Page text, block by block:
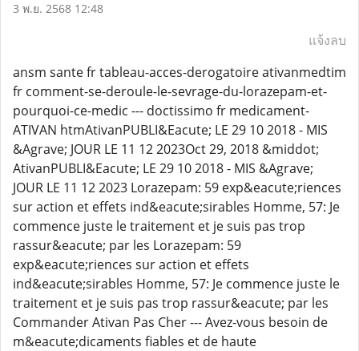
3 พ.ย. 2568 12:48
แจ้งลบ
ansm sante fr tableau-acces-derogatoire ativanmedtim
fr comment-se-deroule-le-sevrage-du-lorazepam-et-
pourquoi-ce-medic --- doctissimo fr medicament-
ATIVAN htmAtivanPUBLI&Eacute; LE 29 10 2018 - MIS
&Agrave; JOUR LE 11 12 2023Oct 29, 2018 &middot;
AtivanPUBLI&Eacute; LE 29 10 2018 - MIS &Agrave;
JOUR LE 11 12 2023 Lorazepam: 59 exp&eacute;riences
sur action et effets ind&eacute;sirables Homme, 57: Je
commence juste le traitement et je suis pas trop
rassur&eacute; par les Lorazepam: 59
exp&eacute;riences sur action et effets
ind&eacute;sirables Homme, 57: Je commence juste le
traitement et je suis pas trop rassur&eacute; par les
Commander Ativan Pas Cher --- Avez-vous besoin de
m&eacute;dicaments fiables et de haute